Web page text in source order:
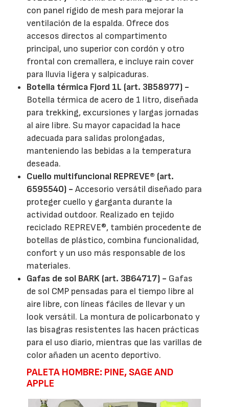
con panel rígido de mesh para mejorar la
ventilación de la espalda. Ofrece dos
accesos directos al compartimento
principal, uno superior con cordón y otro
frontal con cremallera, e incluye rain cover
para lluvia ligera y salpicaduras.
Botella térmica Fjord 1L (art. 3B58977) -
Botella térmica de acero de 1 litro, diseñada
para trekking, excursiones y largas jornadas
al aire libre. Su mayor capacidad la hace
adecuada para salidas prolongadas,
manteniendo las bebidas a la temperatura
deseada.
Cuello multifuncional REPREVE® (art.
6595540) - Accesorio versátil diseñado para
proteger cuello y garganta durante la
actividad outdoor. Realizado en tejido
reciclado REPREVE®, también procedente de
botellas de plástico, combina funcionalidad,
confort y un uso más responsable de los
materiales.
Gafas de sol BARK (art. 3B64717) - Gafas
de sol CMP pensadas para el tiempo libre al
aire libre, con líneas fáciles de llevar y un
look versátil. La montura de policarbonato y
las bisagras resistentes las hacen prácticas
para el uso diario, mientras que las varillas de
color añaden un acento deportivo.
PALETA HOMBRE: PINE, SAGE AND
APPLE